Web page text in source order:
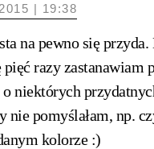
| 19:38
na pewno się
pięć razy zastanawiam
niektórych
nie pomyślałam, np.
kolorze :)